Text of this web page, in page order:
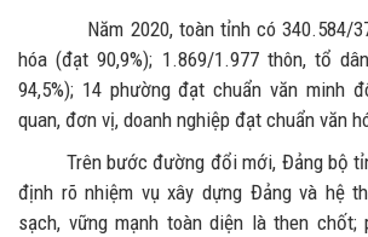
Năm 2020, toàn tỉnh có 340.584/
hóa (đạt 90,9%); 1.869/1.977 thôn, tổ
94,5%); 14 phường đạt chuẩn văn minh
quan, đơn vị, doanh nghiệp đạt chuẩn văn
Trên bước đường đổi mới, Đảng bộ
định rõ nhiệm vụ xây dựng Đảng và hệ
sạch, vững mạnh toàn diện là then chốt;